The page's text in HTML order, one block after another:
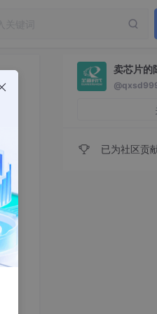
卖芯片的
已为社区贡